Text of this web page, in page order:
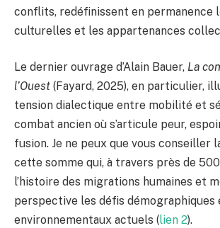
conflits, redéfinissent en permanence
culturelles et les appartenances
Le dernier ouvrage d’Alain Bauer, La
l’Ouest (Fayard, 2025), en particulier,
tension dialectique entre mobilité et
combat ancien où s’articule peur,
fusion. Je ne peux que vous conseiller
cette somme qui, à travers près de
l’histoire des migrations humaines et
perspective les défis démographiques
environnementaux actuels (lien 2).